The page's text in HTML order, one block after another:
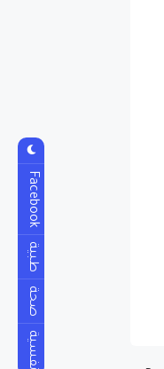
Facebook
طبية
صحة
نفسية